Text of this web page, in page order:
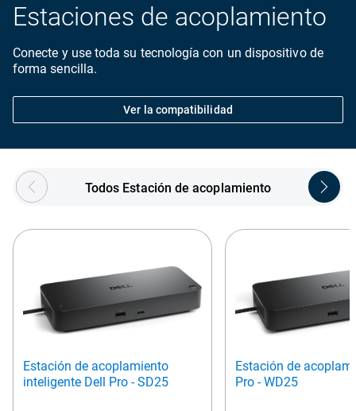
Estaciones de acoplamiento
Conecte y use toda su tecnología con un dispositivo de
forma sencilla.
Ver la compatibilidad
Todos Estación de acoplamiento
Showing page 1 of 3
Estación de acoplamiento
inteligente Dell Pro - SD25
Estación de
Pro - WD25